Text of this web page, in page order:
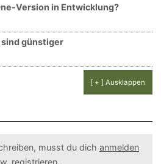
Version in Entwicklung?
sind günstiger
[ + ] Ausklappen
musst du dich anmelden